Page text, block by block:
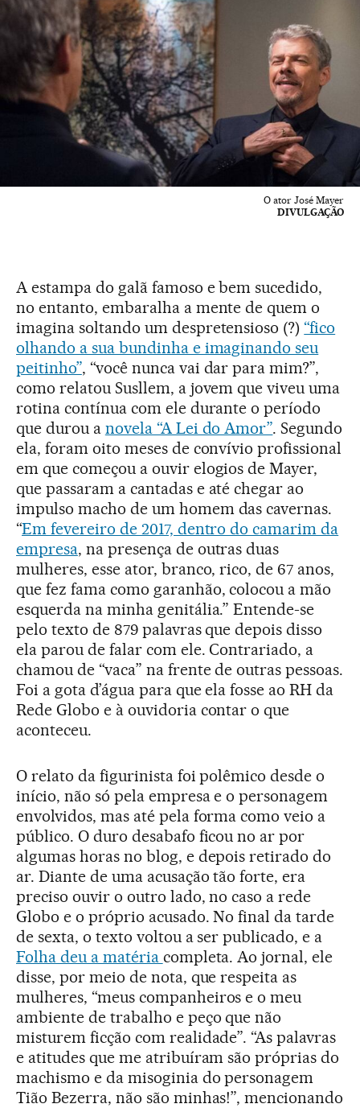
O ator José Mayer
DIVULGAÇÃO
A estampa do galã famoso e bem sucedido,
no entanto, embaralha a mente de quem o
imagina soltando um despretensioso (?)“fico
olhando a sua bundinha e imaginando seu
peitinho”, “você nunca vai dar para mim?”,
como relatou Susllem, a jovem que viveu uma
rotina contínua com ele durante o período
que durou a novela “A Lei do Amor”. Segundo
ela, foram oito meses de convívio profissional
em que começou a ouvir elogios de Mayer,
que passaram a cantadas e até chegar ao
impulso macho de um homem das cavernas.
“Em fevereiro de 2017, dentro do camarim da
empresa, na presença de outras duas
mulheres, esse ator, branco, rico, de 67 anos,
que fez fama como garanhão, colocou a mão
esquerda na minha genitália.” Entende-se
pelo texto de 879 palavras que depois disso
ela parou de falar com ele. Contrariado, a
chamou de “vaca” na frente de outras pessoas.
Foi a gota d’água para que ela fosse ao RH da
Rede Globo e à ouvidoria contar o que
aconteceu.
O relato da figurinista foi polêmico desde o
início, não só pela empresa e o personagem
envolvidos, mas até pela forma como veio a
público. O duro desabafo ficou no ar por
algumas horas no blog, e depois retirado do
ar. Diante de uma acusação tão forte, era
preciso ouvir o outro lado, no caso a rede
Globo e o próprio acusado. No final da tarde
de sexta, o texto voltou a ser publicado, e a
Folha deu a matéria completa. Ao jornal, ele
disse, por meio de nota, que respeita as
mulheres, “meus companheiros e o meu
ambiente de trabalho e peço que não
misturem ficção com realidade”. “As palavras
e atitudes que me atribuíram são próprias do
machismo e da misoginia do personagem
Tião Bezerra, não são minhas!”, mencionando